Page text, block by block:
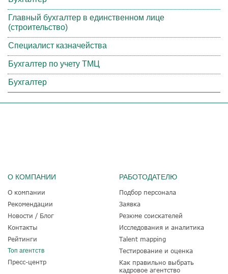
Главный бухгалтер в единственном лице
(строительство)
Специалист казначейства
Бухгалтер по учету ТМЦ
Бухгалтер
О КОМПАНИИ
О компании
Рекомендации
Новости / Блог
Контакты
Рейтинги
Топ агентств
Пресс-центр
РАБОТОДАТЕЛЮ
Подбор персонала
Заявка
Резюме соискателей
Исследования и аналитика
Talent mapping
Тестирование и оценка
Как правильно выбрать
кадровое агентство